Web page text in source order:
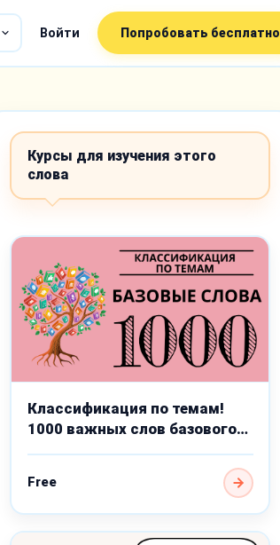
Войти Попробовать бесплатно
Курсы для изучения этого
слова
Классификация по темам!
1000 важных слов базового
уровня
Free